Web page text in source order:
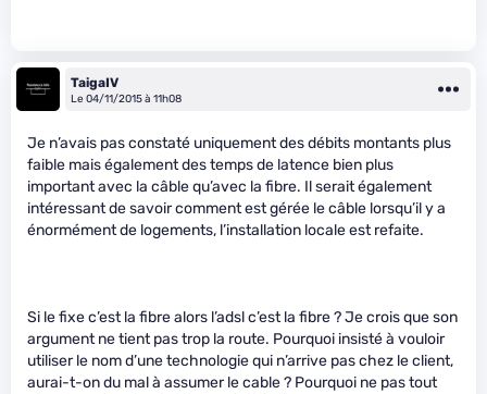
TaigaIV
Le 04/11/2015 à 11h08
Je n’avais pas constaté uniquement des débits montants plus
faible mais également des temps de latence bien plus
important avec la câble qu’avec la fibre. Il serait également
intéressant de savoir comment est gérée le câble lorsqu’il y a
énormément de logements, l’installation locale est refaite.
Si le fixe c’est la fibre alors l’adsl c’est la fibre ? Je crois que son
argument ne tient pas trop la route. Pourquoi insisté à vouloir
utiliser le nom d’une technologie qui n’arrive pas chez le client,
aurai-t-on du mal à assumer le cable ? Pourquoi ne pas tout